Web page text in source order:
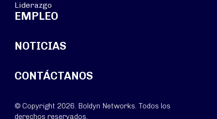
Liderazgo
EMPLEO
NOTICIAS
CONTÁCTANOS
© Copyright 2026. Boldyn Networks. Todos los
derechos reservados.